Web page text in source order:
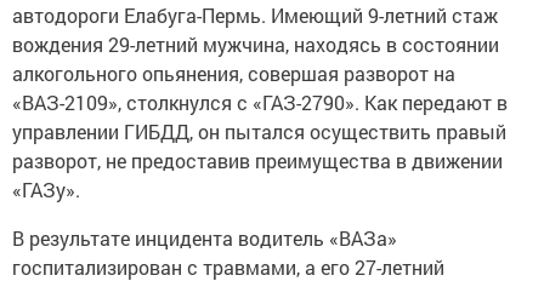
автодороги Елабуга-Пермь. Имеющий 9-летний стаж
вождения 29-летний мужчина, находясь в состоянии
алкогольного опьянения, совершая разворот на
«ВАЗ-2109», столкнулся с «ГАЗ-2790». Как передают в
управлении ГИБДД, он пытался осуществить правый
разворот, не предоставив преимущества в движении
«ГАЗу».
В результате инцидента водитель «ВАЗа»
госпитализирован с травмами, а его 27-летний